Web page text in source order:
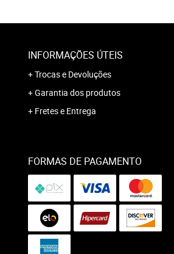
INFORMAÇÕES ÚTEIS
Trocas e Devoluções
Garantia dos produtos
Fretes e Entrega
FORMAS DE PAGAMENTO